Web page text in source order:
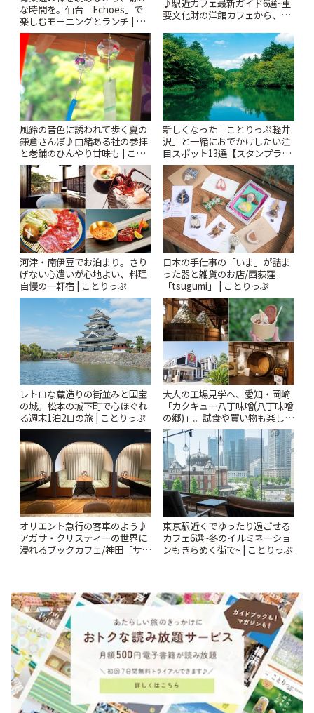
な時間を。仙台「Echoes」で
楽しむモーニングとランチ | こ
とりっぷ
要文化財の洋館カフェから、改
りっぷ
風鈴の音色に誘われて歩く夏の
鎌倉さんぽ♪由緒ある社の参拝
と老舗のひんやり甘味も | こと
りっぷ
新しくなった「ことりっぷ軽井
沢」と一緒におでかけしたい注
目スポット13選【スタンプラリ
ー開催中】 | ことりっぷ
河津・南伊豆でお泊まり。さり
げない心遣いが心地よい、料理
自慢の一軒宿 | ことりっぷ
日本の手仕事の「いま」が詰ま
った器と雑貨のお店/西荻窪
「tsugumi」 | ことりっぷ
レトロな蔵造りの街並みと国宝
の城。松本の城下町で心ほぐれ
る週末1泊2日の旅 | ことりっぷ
大人の工場見学へ、愛知・岡崎
「カクキュー八丁味噌(八丁味噌
の郷)」。試食や買い物も楽しみ
♪ | ことりっぷ
オリエント急行の客車のよう♪
アガサ・クリスティーの世界に
浸れるブックカフェ/神田「サロ
東京駅近くでゆったり過ごせる
カフェ6選~冬のイルミネーショ
ンもきらめく街で~ | ことりっぷ